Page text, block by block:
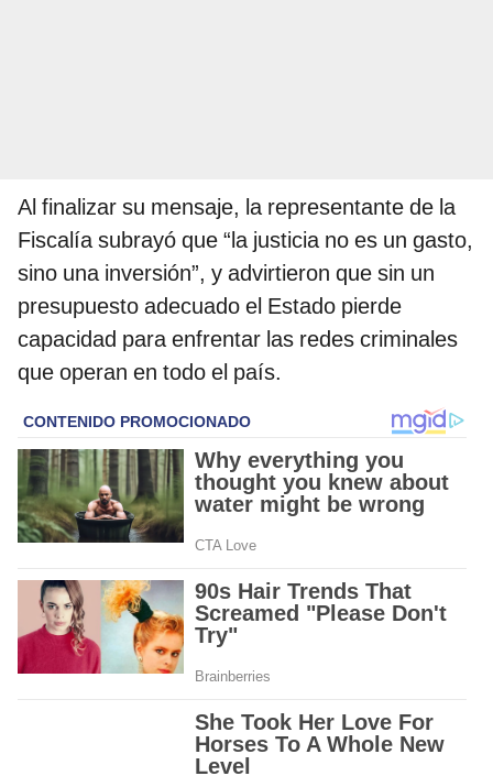
Al finalizar su mensaje, la representante de la
Fiscalía subrayó que “la justicia no es un gasto,
sino una inversión”, y advirtieron que sin un
presupuesto adecuado el Estado pierde
capacidad para enfrentar las redes criminales
que operan en todo el país.